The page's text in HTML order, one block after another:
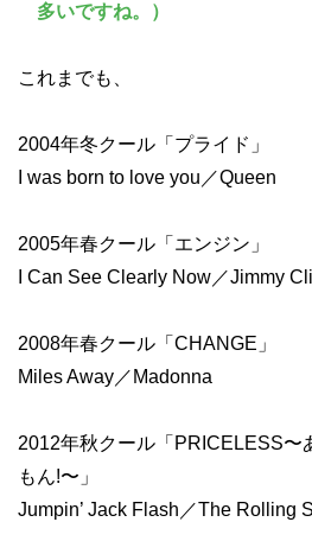
多いですね。）
これまでも、
2004年冬クール「プライド」
I was born to love you／Queen
2005年春クール「エンジン」
I Can See Clearly Now／Jimmy
2008年春クール「CHANGE」
Miles Away／Madonna
2012年秋クール「PRICELESS〜
もん!〜」
Jumpin’ Jack Flash／The Rolling